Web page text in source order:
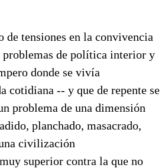
de tensiones en la convivencia
de política interior y
donde se vivía
cotidiana -- y que de repente se
problema de una dimensión
planchado, masacrado,
civilización
superior contra la que no